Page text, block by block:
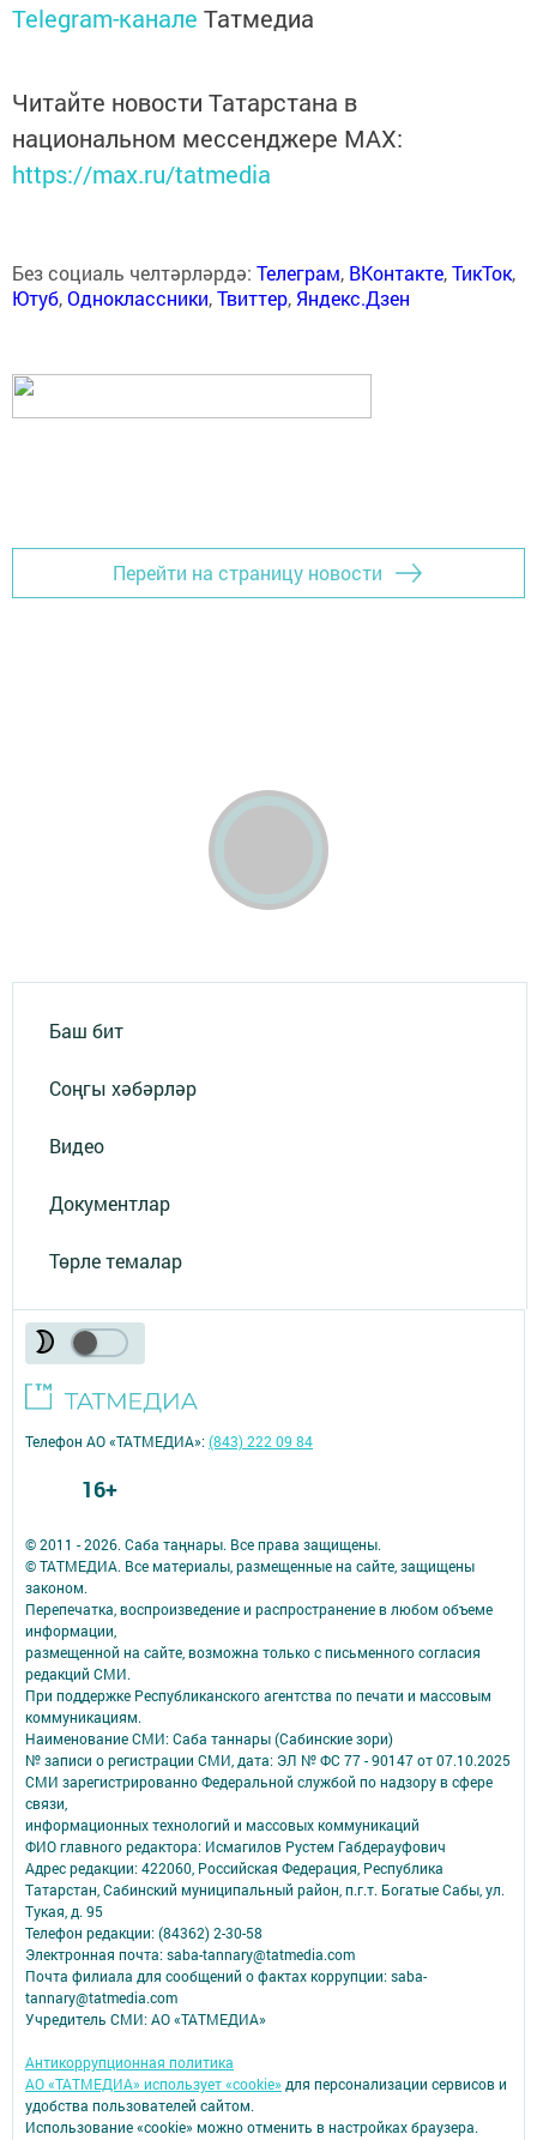
Telegram-канале Татмедиа
Читайте новости Татарстана в
национальном мессенджере MАХ:
https://max.ru/tatmedia
Без социаль челтәрләрдә: Телеграм, ВКонтакте,ТикТок,
Ютуб,Одноклассники,Твиттер, Яндекс.Дзен
Перейти на страницу новости
Баш бит
Соңгы хәбәрләр
Видео
Документлар
Төрле темалар
© 2011 - 2026. Саба таңнары. Все права защищены.
© ТАТМЕДИА. Все материалы, размещенные на сайте, защищены
законом.
Перепечатка, воспроизведение и распространение в любом объеме
информации,
размещенной на сайте, возможна только с письменного согласия
редакций СМИ.
При поддержке Республиканского агентства по печати и массовым
коммуникациям.
Наименование СМИ: Саба таннары (Сабинские зори)
№ записи о регистрации СМИ, дата: ЭЛ № ФС 77 - 90147 от 07.10.2025
СМИ зарегистрированно Федеральной службой по надзору в сфере
связи,
информационных технологий и массовых коммуникаций
ФИО главного редактора: Исмагилов Рустем Габдерауфович
Адрес редакции: 422060, Российская Федерация, Республика
Татарстан, Сабинский муниципальный район, п.г.т. Богатые Сабы, ул.
Тукая, д. 95
Телефон редакции: (84362) 2-30-58
Электронная почта: saba-tannary@tatmedia.com
Почта филиала для сообщений о фактах коррупции: saba-
tannary@tatmedia.com
Учредитель СМИ: АО «ТАТМЕДИА»
Антикоррупционная политика
АО «ТАТМЕДИА» использует «cookie» для персонализации сервисов и
удобства пользователей сайтом.
Использование «cookie» можно отменить в настройках браузера.
Телефон АО «ТАТМЕДИА»:(843) 222 09 84
16+